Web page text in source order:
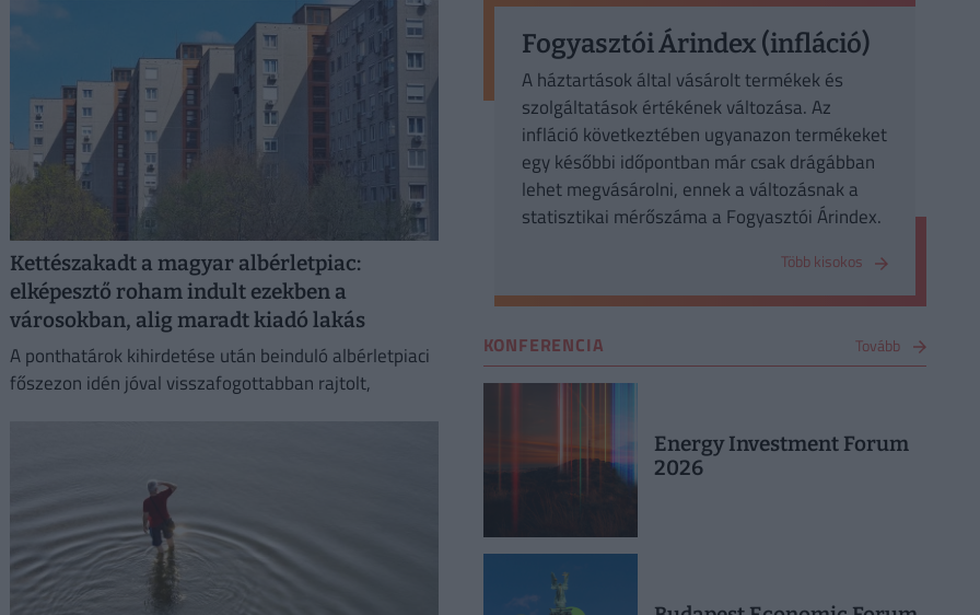
is kedvez.
Kettészakadt a magyar albérletpiac:
elképesztő roham indult ezekben a
városokban, alig maradt kiadó lakás
A ponthatárok kihirdetése után beinduló albérletpiaci
főszezon idén jóval visszafogottabban rajtolt,
Fogyasztói Árindex (infláció)
A háztartások által vásárolt termékek és
szolgáltatások értékének változása. Az
infláció következtében ugyanazon termékeket
egy későbbi időpontban már csak drágábban
lehet megvásárolni, ennek a változásnak a
statisztikai mérőszáma a Fogyasztói Árindex.
Több kisokos
KONFERENCIA Tovább
Energy Investment Forum
2026